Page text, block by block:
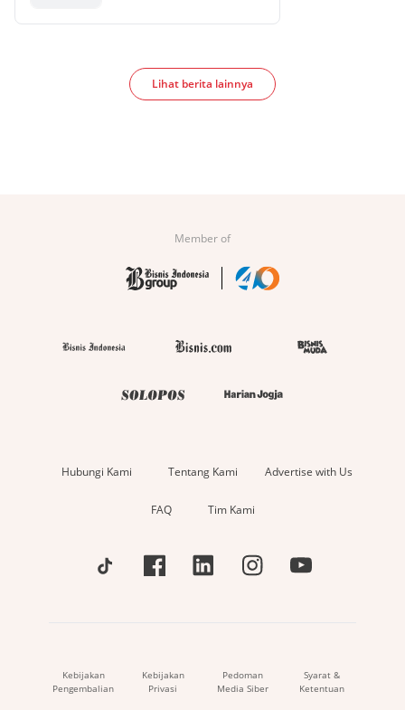
Lihat berita lainnya
Member of
Hubungi Kami Tentang Kami Advertise with Us
FAQ Tim Kami
Kebijakan
Pengembalian
Kebijakan
Privasi
Pedoman
Media Siber
Syarat &
Ketentuan